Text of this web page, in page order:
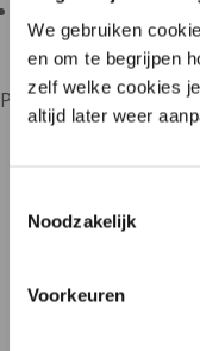
We gebruiken
en om te begrijpen
zelf welke cookies
altijd later weer
Noodzakelijk
Voorkeuren
En andere
Persoonlijke
Waarom